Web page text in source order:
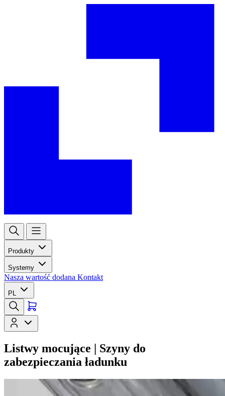
Produkty
Systemy
Nasza wartość dodana Kontakt
PL
Listwy mocujące | Szyny do
zabezpieczania ładunku